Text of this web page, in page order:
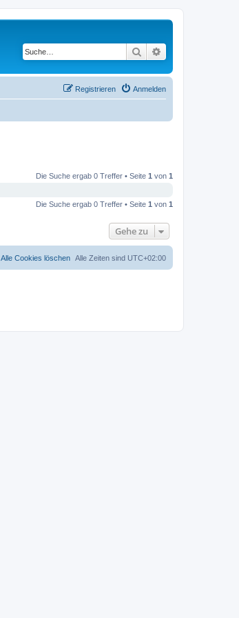
Suche
Anmelden
Registrieren
Die Suche ergab 0 Treffer • Seite 1 von 1
Die Suche ergab 0 Treffer • Seite 1 von 1
Gehe zu
Alle Zeiten sind UTC+02:00
Alle Cookies löschen